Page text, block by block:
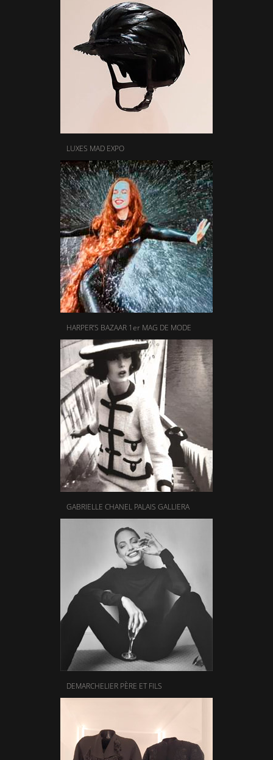
LUXES MAD EXPO
HARPER’S BAZAAR 1er MAG DE MODE
GABRIELLE CHANEL PALAIS GALLIERA
DEMARCHELIER PÈRE ET FILS